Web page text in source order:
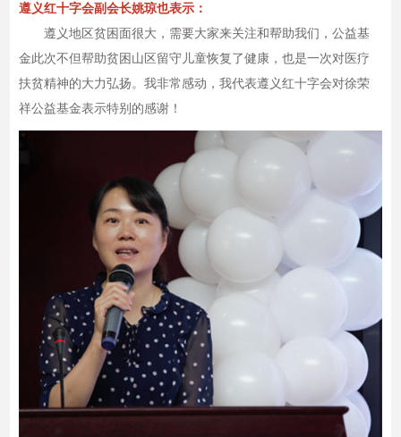
遵义红十字会副会长姚琼也表示：
遵义地区贫困面很大，需要大家来关注和帮助我们，公益基
金此次不但帮助贫困山区留守儿童恢复了健康，也是一次对医疗
扶贫精神的大力弘扬。我非常感动，我代表遵义红十字会对徐荣
祥公益基金表示特别的感谢！